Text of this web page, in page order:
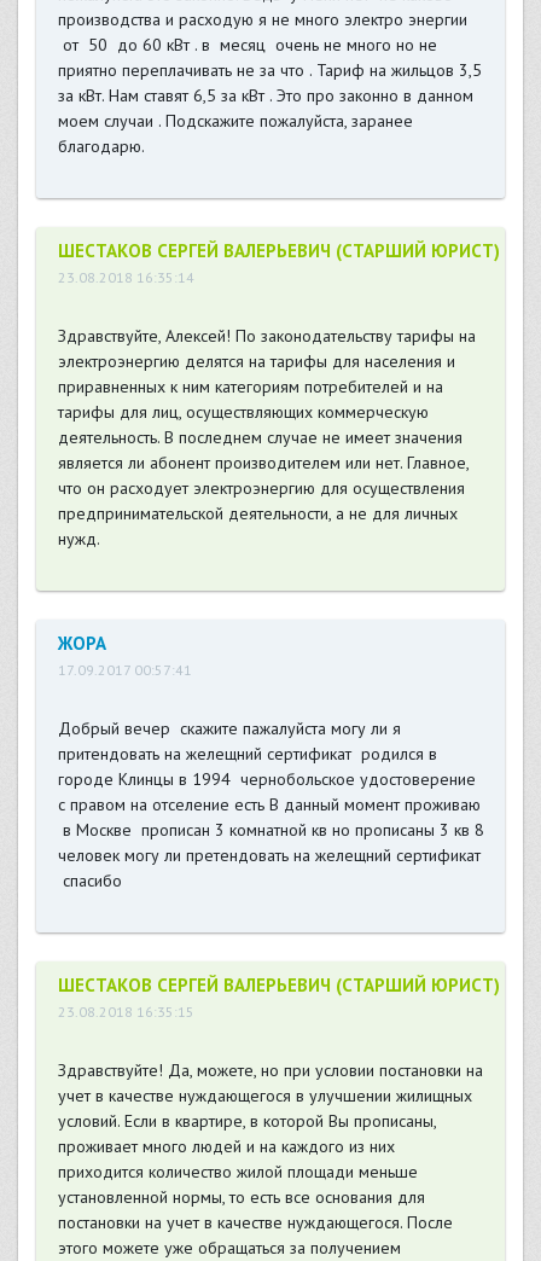
производства и расходую я не много электро энергии
от 50 до 60 кВт . в месяц очень не много но не
приятно переплачивать не за что . Тариф на жильцов 3,5
за кВт. Нам ставят 6,5 за кВт . Это про законно в данном
моем случаи . Подскажите пожалуйста, заранее
благодарю.
ШЕСТАКОВ СЕРГЕЙ ВАЛЕРЬЕВИЧ (СТАРШИЙ ЮРИСТ)
23.08.2018 16:35:14
Здравствуйте, Алексей! По законодательству тарифы на
электроэнергию делятся на тарифы для населения и
приравненных к ним категориям потребителей и на
тарифы для лиц, осуществляющих коммерческую
деятельность. В последнем случае не имеет значения
является ли абонент производителем или нет. Главное,
что он расходует электроэнергию для осуществления
предпринимательской деятельности, а не для личных
нужд.
ЖОРА
17.09.2017 00:57:41
Добрый вечер скажите пажалуйста могу ли я
притендовать на желещний сертификат родился в
городе Клинцы в 1994 чернобольское удостоверение
с правом на отселение есть В данный момент проживаю
в Москве прописан 3 комнатной кв но прописаны 3 кв 8
человек могу ли претендовать на желещний сертификат
спасибо
ШЕСТАКОВ СЕРГЕЙ ВАЛЕРЬЕВИЧ (СТАРШИЙ ЮРИСТ)
23.08.2018 16:35:15
Здравствуйте! Да, можете, но при условии постановки на
учет в качестве нуждающегося в улучшении жилищных
условий. Если в квартире, в которой Вы прописаны,
проживает много людей и на каждого из них
приходится количество жилой площади меньше
установленной нормы, то есть все основания для
постановки на учет в качестве нуждающегося. После
этого можете уже обращаться за получением